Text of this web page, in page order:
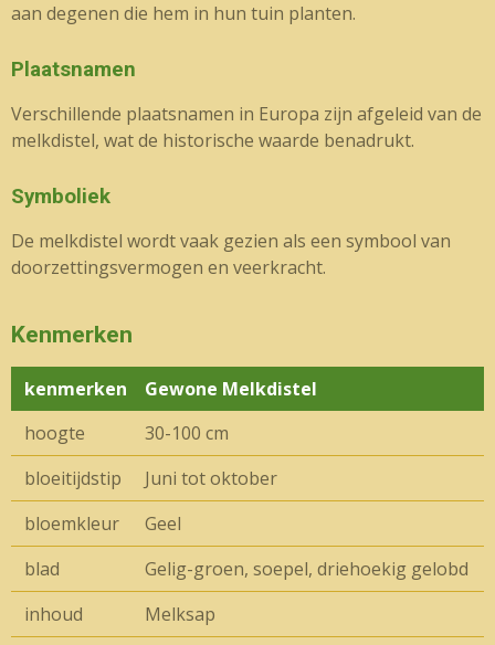
aan degenen die hem in hun tuin planten.
Plaatsnamen
Verschillende plaatsnamen in Europa zijn afgeleid van de
melkdistel, wat de historische waarde benadrukt.
Symboliek
De melkdistel wordt vaak gezien als een symbool van
doorzettingsvermogen en veerkracht.
Kenmerken
kenmerken
Gewone Melkdistel
hoogte
30-100 cm
bloeitijdstip
Juni tot oktober
bloemkleur
Geel
blad
Gelig-groen, soepel, driehoekig gelobd
inhoud
Melksap